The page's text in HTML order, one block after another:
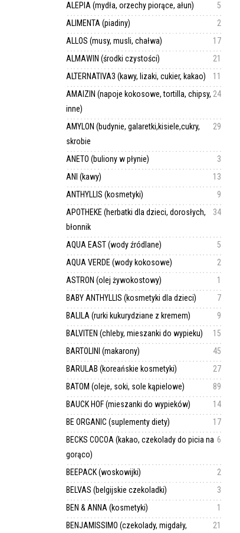
5
ALEPIA (mydła, orzechy piorące, ałun)
2
ALIMENTA (piadiny)
17
ALLOS (musy, musli, chałwa)
21
ALMAWIN (środki czystości)
11
ALTERNATIVA3 (kawy, lizaki, cukier, kakao)
24
AMAIZIN (napoje kokosowe, tortilla, chipsy,
inne)
29
AMYLON (budynie, galaretki,kisiele,cukry,
skrobie
3
ANETO (buliony w płynie)
13
ANI (kawy)
9
ANTHYLLIS (kosmetyki)
34
APOTHEKE (herbatki dla dzieci, dorosłych,
błonnik
5
AQUA EAST (wody źródlane)
2
AQUA VERDE (wody kokosowe)
1
ASTRON (olej żywokostowy)
7
BABY ANTHYLLIS (kosmetyki dla dzieci)
9
BALILA (rurki kukurydziane z kremem)
15
BALVITEN (chleby, mieszanki do wypieku)
45
BARTOLINI (makarony)
27
BARULAB (koreańskie kosmetyki)
89
BATOM (oleje, soki, sole kąpielowe)
14
BAUCK HOF (mieszanki do wypieków)
17
BE ORGANIC (suplementy diety)
6
BECKS COCOA (kakao, czekolady do picia na
gorąco)
2
BEEPACK (woskowijki)
3
BELVAS (belgijskie czekoladki)
1
BEN & ANNA (kosmetyki)
21
BENJAMISSIMO (czekolady, migdały,